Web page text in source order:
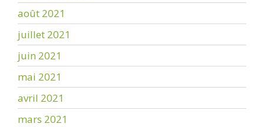
août 2021
juillet 2021
juin 2021
mai 2021
avril 2021
mars 2021